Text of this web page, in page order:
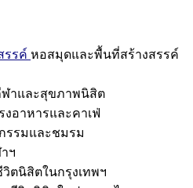
รรค์ หอสมุดและพื้นที่สร้างสรรค์
ฬาและสุขภาพนิสิต
งอาหารและคาเฟ่
รรมและชมรม
ฯ
วิตนิสิตในกรุงเทพฯ